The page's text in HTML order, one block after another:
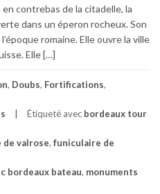
contrebas de la citadelle, la
dans un éperon rocheux. Son
romaine. Elle ouvre la ville
Elle […]
, Doubs, Fortifications,
Étiqueté avec bordeaux tour
valrose, funiculaire de
bordeaux bateau, monuments